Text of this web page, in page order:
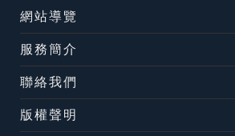
網站導覽
服務簡介
聯絡我們
版權聲明